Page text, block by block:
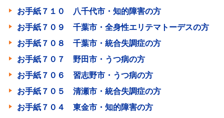
お手紙７１０ 八千代市・知的障害の方
お手紙７０９ 千葉市・全身性エリテマトーデスの方
お手紙７０８ 千葉市・統合失調症の方
お手紙７０７ 野田市・うつ病の方
お手紙７０６ 習志野市・うつ病の方
お手紙７０５ 清瀬市・統合失調症の方
お手紙７０４ 東金市・知的障害の方